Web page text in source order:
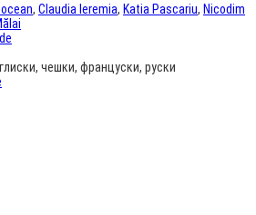
, Claudia Ieremia, Katia Pascariu, Nicodim
чешки, француски, руски